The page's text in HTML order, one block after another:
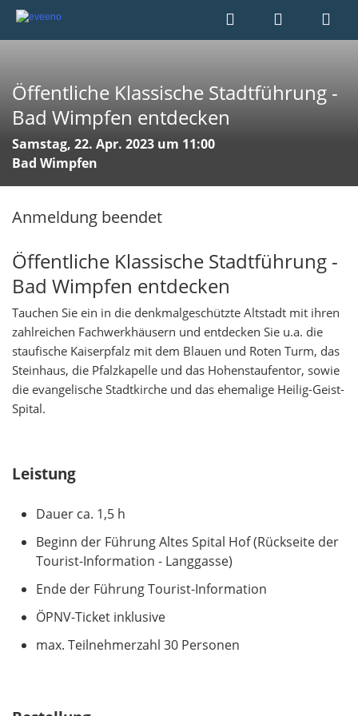
Öffentliche Klassische Stadtführung -
Bad Wimpfen entdecken
Samstag, 22. Apr. 2023 um 11:00
Bad Wimpfen
Anmeldung beendet
Öffentliche Klassische Stadtführung -
Bad Wimpfen entdecken
Tauchen Sie ein in die denkmalgeschützte Altstadt mit ihren
zahlreichen Fachwerkhäusern und entdecken Sie u.a. die
staufische Kaiserpfalz mit dem Blauen und Roten Turm, das
Steinhaus, die Pfalzkapelle und das Hohenstaufentor, sowie
die evangelische Stadtkirche und das ehemalige Heilig-Geist-
Spital.
Leistung
Dauer ca. 1,5 h
Beginn der Führung Altes Spital Hof (Rückseite der
Tourist-Information - Langgasse)
Ende der Führung Tourist-Information
ÖPNV-Ticket inklusive
max. Teilnehmerzahl 30 Personen